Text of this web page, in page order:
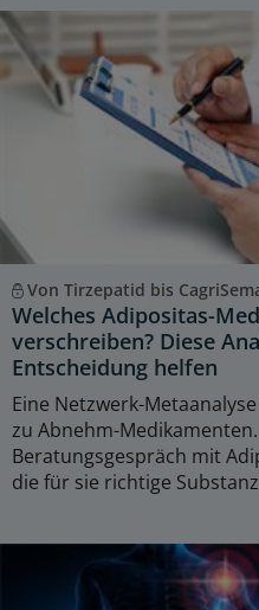
Von Tirzepatid bis
Welches Adipositas-
verschreiben? Diese
Entscheidung helfen
Eine Netzwerk-
zu Abnehm-
Beratungsgespräch mit
die für sie richtige